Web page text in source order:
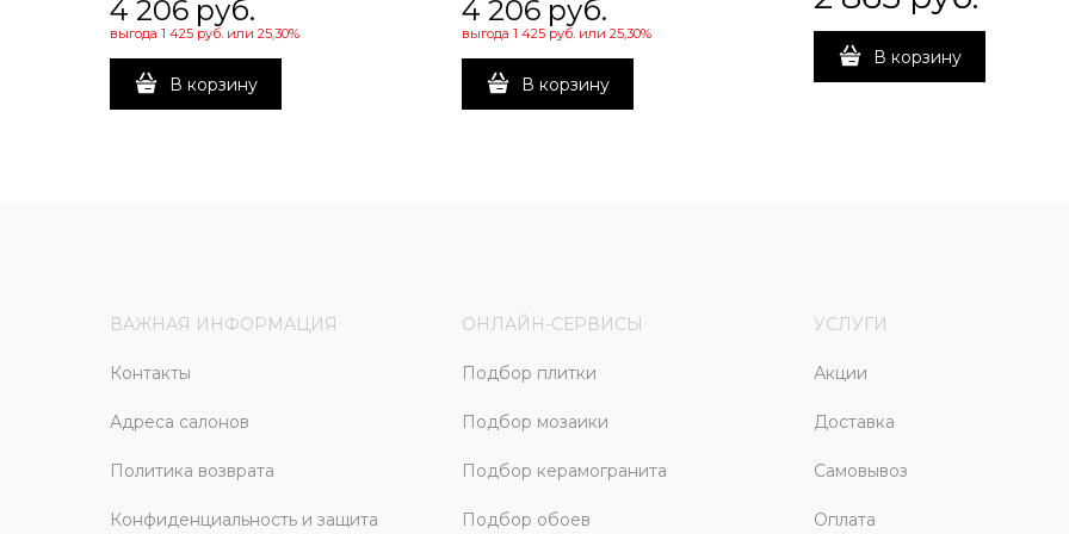
4 206 руб.
выгода 1 425 руб. или 25,30%
В корзину
4 206 руб.
выгода 1 425 руб. или 25,30%
В корзину
В корзину
ВАЖНАЯ ИНФОРМАЦИЯ
Контакты
Адреса салонов
Политика возврата
Конфиденциальность и защита
ОНЛАЙН-СЕРВИСЫ
Подбор плитки
Подбор мозаики
Подбор керамогранита
Подбор обоев
УСЛУГИ
Акции
Доставка
Самовывоз
Оплата